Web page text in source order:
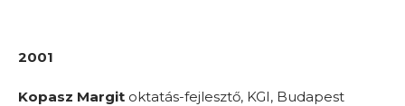
2001
Kopasz Margit oktatás-fejlesztő, KGI, Budapest